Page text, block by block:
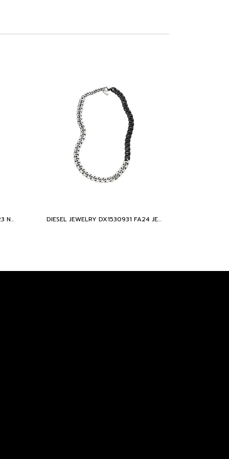
DIESEL JEWELRY DX1438931 SM23 NECKLACE BASE METAL WITH CZ DIESEL JEWELRY DX1530931 FA24 JEWELRY BASE METAL WITH CZ